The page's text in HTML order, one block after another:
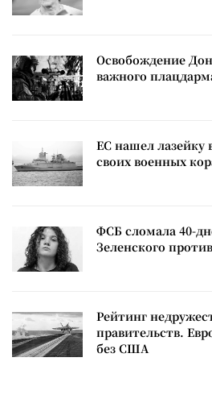
Освобождение
важного
ЕС нашел лазейку
своих военных
ФСБ сломала 40-
Зеленского
Рейтинг
правительств.
без США